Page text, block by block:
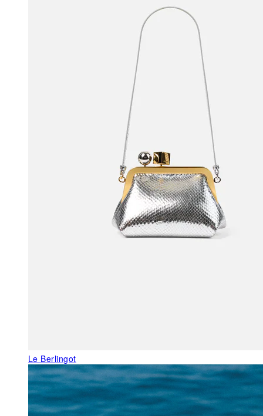
Le Berlingot